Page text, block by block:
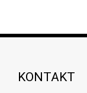
KONTAKT